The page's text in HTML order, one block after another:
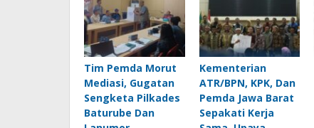
Tim Pemda Morut
Mediasi, Gugatan
Sengketa Pilkades
Baturube Dan
Kementerian
ATR/BPN, KPK, Dan
Pemda Jawa Barat
Sepakati Kerja